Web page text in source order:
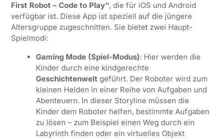
First Robot – Code to Play“, die für iOS und Android
verfügbar ist. Diese App ist speziell auf die jüngere
Altersgruppe zugeschnitten. Sie bietet zwei Haupt-
Spielmodi:
Gaming Mode (Spiel-Modus): Hier werden die
Kinder durch eine kindgerechte
Geschichtenwelt geführt. Der Roboter wird zum
kleinen Helden in einer Reihe von Aufgaben und
Abenteuern. In dieser Storyline müssen die
Kinder dem Roboter helfen, bestimmte Aufgaben
zu lösen – zum Beispiel einen Weg durch ein
Labyrinth finden oder ein virtuelles Objekt